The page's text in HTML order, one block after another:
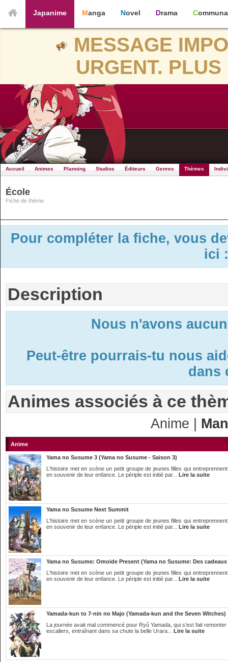
Japanime Manga Novel Drama
MESSAGE
URGENT.
Accueil Animes Planning Studios Éditeurs Genres Thèmes
École
Fiche de thème
Pour compléter la fiche, vous
ici
Description
Nous n'avons
Peut-être pourrais-tu nous
dans
Animes associés à ce
Anime |
Anime
Yama no Susume 3 (Yama no Susume - Saison 3)
L'histoire met en scène un petit groupe de jeunes filles qui
en souvenir de leur enfance. Le périple est initié par... Lire la suite
Yama no Susume Next Summit
L'histoire met en scène un petit groupe de jeunes filles qui
en souvenir de leur enfance. Le périple est initié par... Lire la suite
Yama no Susume: Omoide Present (Yama no Susume: Des
L'histoire met en scène un petit groupe de jeunes filles qui
en souvenir de leur enfance. Le périple est initié par... Lire la suite
Yamada-kun to 7-nin no Majo (Yamada-kun and the Seven Witches)
La journée avait mal commencé pour Ryû Yamada, qui s'est fait
escaliers, entraînant dans sa chute la belle Urara... Lire la suite